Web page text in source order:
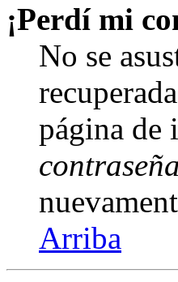
¡Perdí mi
No se
página de
contraseña
Arriba